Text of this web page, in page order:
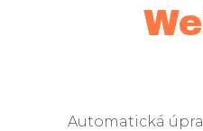
Automatická